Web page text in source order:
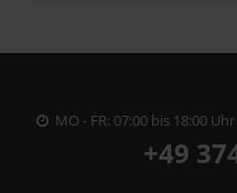
MO - FR: 07:00 bis 18:00
+49